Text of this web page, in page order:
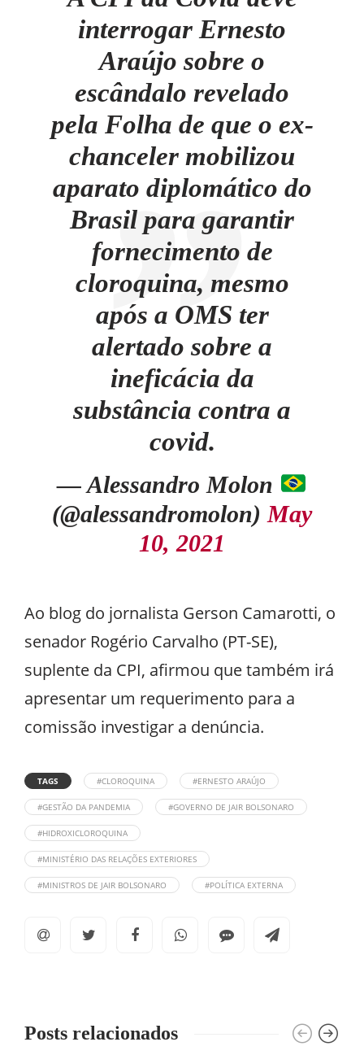
interrogar Ernesto
Araújo sobre o
escândalo revelado
pela Folha de que o ex-
chanceler mobilizou
aparato diplomático do
Brasil para garantir
fornecimento de
cloroquina, mesmo
após a OMS ter
alertado sobre a
ineficácia da
substância contra a
covid.
— Alessandro Molon
(@alessandromolon) May
10, 2021
Ao blog do jornalista Gerson Camarotti, o
senador Rogério Carvalho (PT-SE),
suplente da CPI, afirmou que também irá
apresentar um requerimento para a
comissão investigar a denúncia.
TAGS #CLOROQUINA #ERNESTO ARAÚJO
#GESTÃO DA PANDEMIA #GOVERNO DE JAIR BOLSONARO
#HIDROXICLOROQUINA
#MINISTÉRIO DAS RELAÇÕES EXTERIORES
#MINISTROS DE JAIR BOLSONARO #POLÍTICA EXTERNA
Posts relacionados